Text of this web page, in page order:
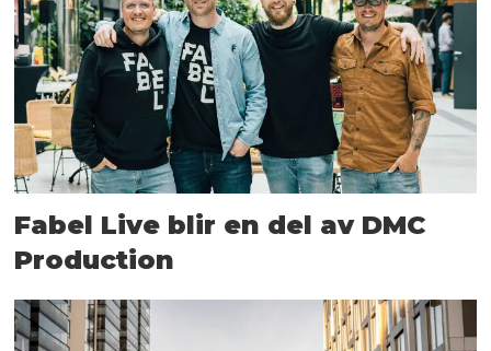
Fabel Live blir en del av DMC
Production